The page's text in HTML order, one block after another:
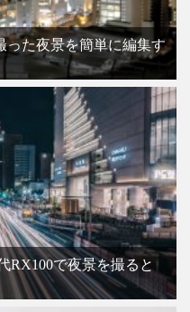
った夜景を簡単に編集す
RX100で夜景を撮ると